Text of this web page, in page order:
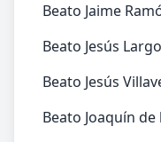
Beato Jaime
Beato Jesús
Beato Jesús
Beato Joaquín